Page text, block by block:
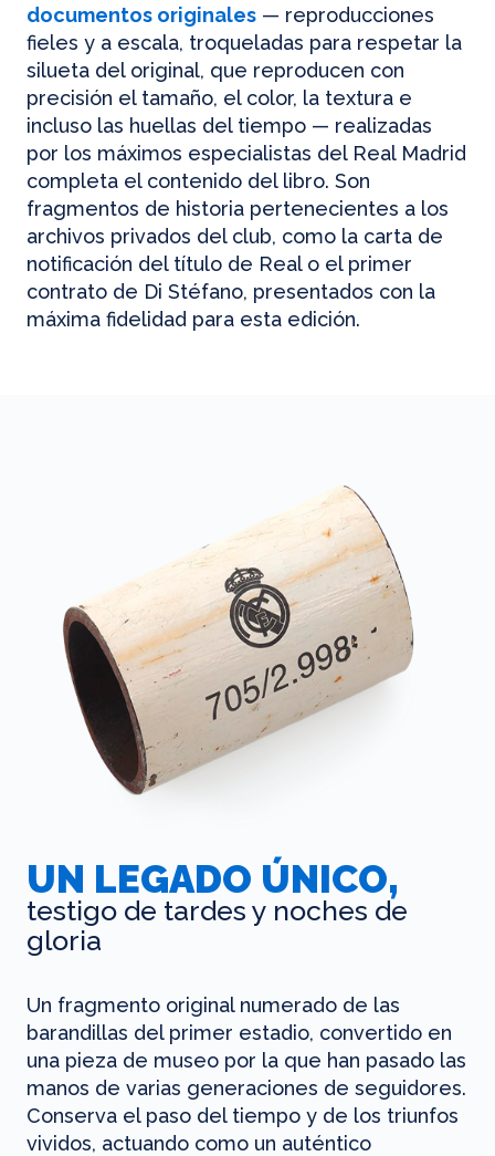
documentos originales — reproducciones
fieles y a escala, troqueladas para respetar la
silueta del original, que reproducen con
precisión el tamaño, el color, la textura e
incluso las huellas del tiempo — realizadas
por los máximos especialistas del Real Madrid
completa el contenido del libro. Son
fragmentos de historia pertenecientes a los
archivos privados del club, como la carta de
notificación del título de Real o el primer
contrato de Di Stéfano, presentados con la
máxima fidelidad para esta edición.
UN LEGADO ÚNICO,
testigo de tardes y noches de
gloria
Un fragmento original numerado de las
barandillas del primer estadio, convertido en
una pieza de museo por la que han pasado las
manos de varias generaciones de seguidores.
Conserva el paso del tiempo y de los triunfos
vividos, actuando como un auténtico